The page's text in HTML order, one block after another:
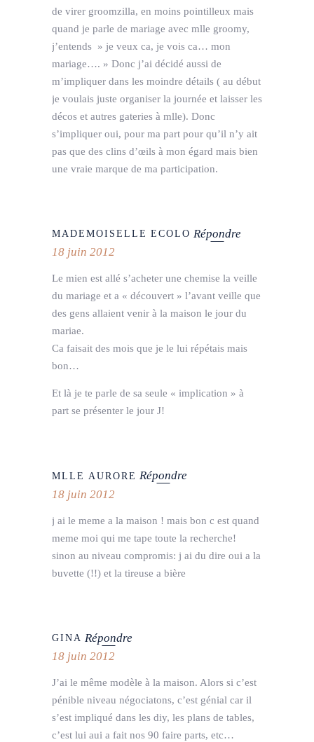
de virer groomzilla, en moins pointilleux mais
quand je parle de mariage avec mlle groomy,
j’entends » je veux ca, je vois ca… mon
mariage…. » Donc j’ai décidé aussi de
m’impliquer dans les moindre détails ( au début
je voulais juste organiser la journée et laisser les
décos et autres gateries à mlle). Donc
s’impliquer oui, pour ma part pour qu’il n’y ait
pas que des clins d’œils à mon égard mais bien
une vraie marque de ma participation.
MADEMOISELLE ECOLO Répondre
18 juin 2012
Le mien est allé s’acheter une chemise la veille
du mariage et a « découvert » l’avant veille que
des gens allaient venir à la maison le jour du
mariae.
Ca faisait des mois que je le lui répétais mais
bon…
Et là je te parle de sa seule « implication » à
part se présenter le jour J!
MLLE AURORE Répondre
18 juin 2012
j ai le meme a la maison ! mais bon c est quand
meme moi qui me tape toute la recherche!
sinon au niveau compromis: j ai du dire oui a la
buvette (!!) et la tireuse a bière
GINA Répondre
18 juin 2012
J’ai le même modèle à la maison. Alors si c’est
pénible niveau négociatons, c’est génial car il
s’est impliqué dans les diy, les plans de tables,
c’est lui aui a fait nos 90 faire parts, etc…